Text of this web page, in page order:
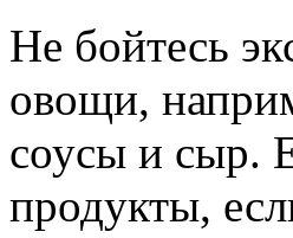
Не бойтесь
овощи,
соусы и сыр.
продукты,